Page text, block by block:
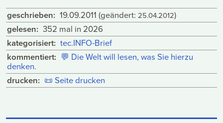
geschrieben: 19.09.2011 (geändert: 25.04.2012)
gelesen: 352 mal in 2026
kategorisiert: tec.INFO-Brief
kommentiert: 💬 Die Welt will lesen, was Sie hierzu
denken.
drucken: 📜 Seite drucken